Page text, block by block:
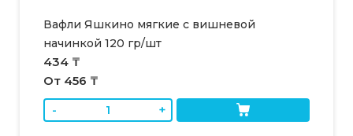
Вафли Яшкино мягкие с вишневой
начинкой 120 гр/шт
434 ₸
От 456 ₸
-
+